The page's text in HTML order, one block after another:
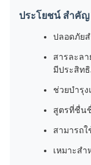
ประโยชน์ สําคัญ
ปลอดภัย
สารละล
มีประสิท
ช่วยบํารุ
สูตรที่ชื่น
สามารถ
เหมาะสํา